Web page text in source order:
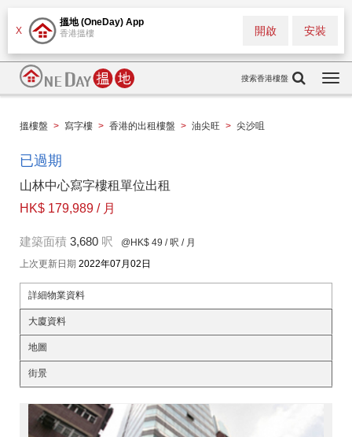
X
搵地 (OneDay) App
香港搵樓 安裝
開啟
搜索香港樓盤
搵樓盤 > 寫字樓 > 香港的出租樓盤 > 油尖旺 > 尖沙咀
已過期
山林中心寫字樓租單位出租
HK$ 179,989 / 月
建築面積 3,680 呎 @HK$ 49 / 呎 / 月
上次更新日期 2022年07月02日
詳細物業資料
大廈資料
地圖
街景